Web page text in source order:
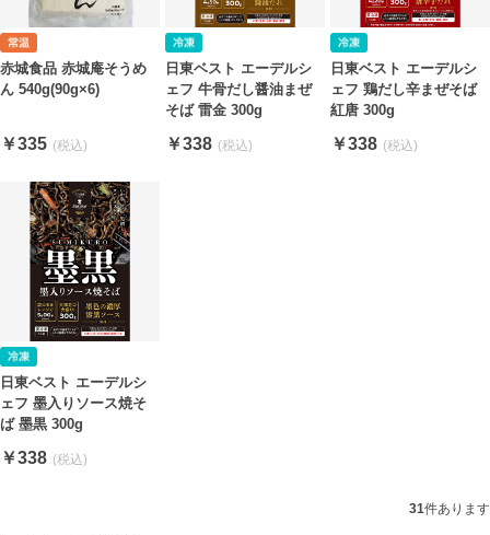
赤城食品 赤城庵そうめ
ん 540g(90g×6)
￥335
日東ベスト エーデルシ
ェフ 牛骨だし醤油まぜ
そば 雷金 300g
￥338
日東ベスト エーデルシ
ェフ 鶏だし辛まぜそば
紅唐 300g
￥338
日東ベスト エーデルシ
ェフ 墨入りソース焼そ
ば 墨黒 300g
￥338
31件あります